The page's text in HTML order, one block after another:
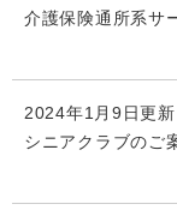
介護保険通所系サ
2024年1月9日更新
シニアクラブのご